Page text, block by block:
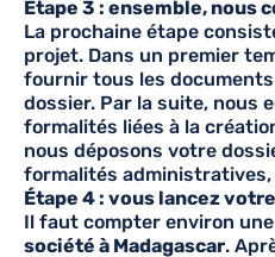
Étape 3 : ensemble, nous
La prochaine étape
projet. Dans un premier
fournir tous les
dossier. Par la suite, nous
formalités liées à la
nous déposons votre
formalités
Étape 4 : vous lancez
Il faut compter environ
société à Madagascar.